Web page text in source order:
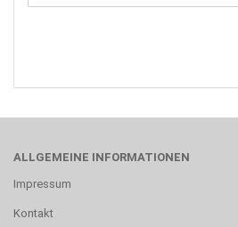
DIE
EIN.
ALLGEMEINE INFORMATIONEN
Impressum
Kontakt